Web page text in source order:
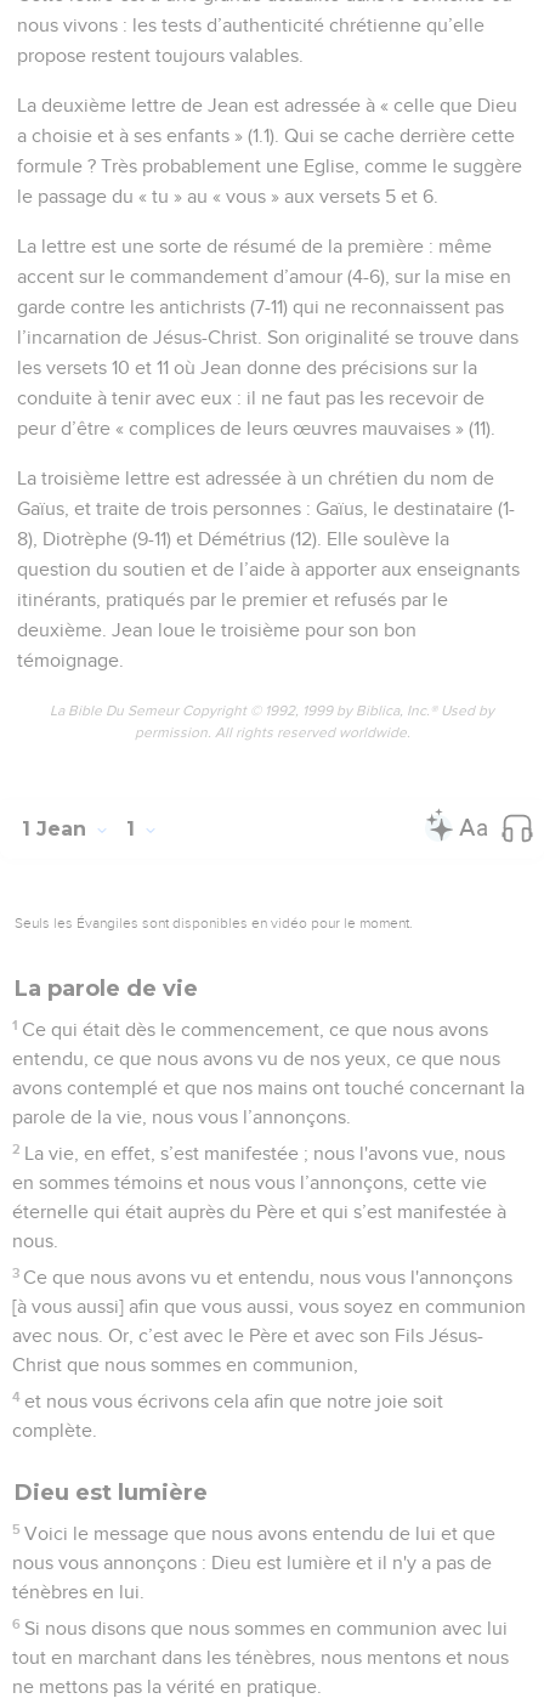
nous vivons : les tests d’authenticité chrétienne qu’elle
propose restent toujours valables.
La deuxième lettre de Jean est adressée à « celle que Dieu
a choisie et à ses enfants » (1.1). Qui se cache derrière cette
formule ? Très probablement une Eglise, comme le suggère
le passage du « tu » au « vous » aux versets 5 et 6.
La lettre est une sorte de résumé de la première : même
accent sur le commandement d’amour (4-6), sur la mise en
garde contre les antichrists (7-11) qui ne reconnaissent pas
l’incarnation de Jésus-Christ. Son originalité se trouve dans
les versets 10 et 11 où Jean donne des précisions sur la
conduite à tenir avec eux : il ne faut pas les recevoir de
peur d’être « complices de leurs œuvres mauvaises » (11).
La troisième lettre est adressée à un chrétien du nom de
Gaïus, et traite de trois personnes : Gaïus, le destinataire (1-
8), Diotrèphe (9-11) et Démétrius (12). Elle soulève la
question du soutien et de l’aide à apporter aux enseignants
itinérants, pratiqués par le premier et refusés par le
deuxième. Jean loue le troisième pour son bon
témoignage.
La Bible Du Semeur Copyright © 1992, 1999 by Biblica, Inc.® Used by
permission. All rights reserved worldwide.
1 Jean 1
Seuls les Évangiles sont disponibles en vidéo pour le moment.
La parole de vie
1 Ce qui était dès le commencement, ce que nous avons
entendu, ce que nous avons vu de nos yeux, ce que nous
avons contemplé et que nos mains ont touché concernant la
parole de la vie, nous vous l’annonçons.
2 La vie, en effet, s’est manifestée ; nous l'avons vue, nous
en sommes témoins et nous vous l’annonçons, cette vie
éternelle qui était auprès du Père et qui s’est manifestée à
nous.
3 Ce que nous avons vu et entendu, nous vous l'annonçons
[à vous aussi] afin que vous aussi, vous soyez en communion
avec nous. Or, c’est avec le Père et avec son Fils Jésus-
Christ que nous sommes en communion,
4 et nous vous écrivons cela afin que notre joie soit
complète.
Dieu est lumière
5 Voici le message que nous avons entendu de lui et que
nous vous annonçons : Dieu est lumière et il n'y a pas de
ténèbres en lui.
6 Si nous disons que nous sommes en communion avec lui
tout en marchant dans les ténèbres, nous mentons et nous
ne mettons pas la vérité en pratique.